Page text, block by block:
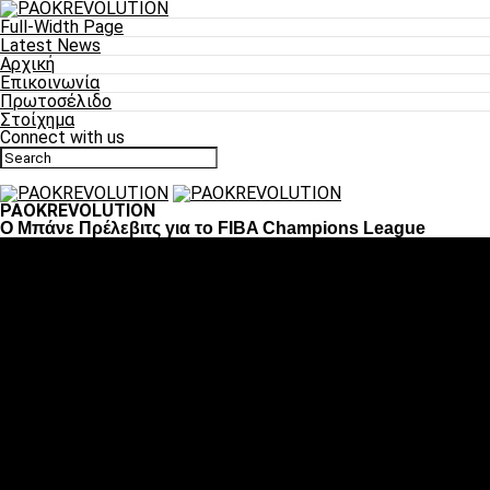
Full-Width Page
Latest News
Αρχική
Επικοινωνία
Πρωτοσέλιδο
Στοίχημα
Connect with us
PAOKREVOLUTION
Ο Μπάνε Πρέλεβιτς για το FIBA Champions League